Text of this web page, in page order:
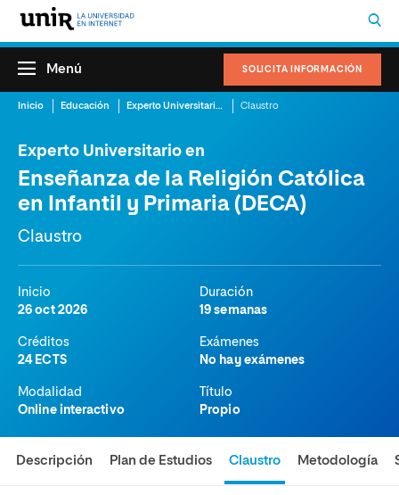
SOLICITA INFORMACIÓN
Menú
Inicio Educación Experto Universitario en Enseñanza de la Religión Católica en Infantil y Primaria (DECA) Claustro
Experto Universitario en
Enseñanza de la Religión Católica
en Infantil y Primaria (DECA)
Claustro
Inicio
26 oct 2026
Duración
19 semanas
Créditos
24 ECTS
Exámenes
No hay exámenes
Modalidad
Online interactivo
Título
Propio
Descripción Plan de Estudios Claustro Metodología